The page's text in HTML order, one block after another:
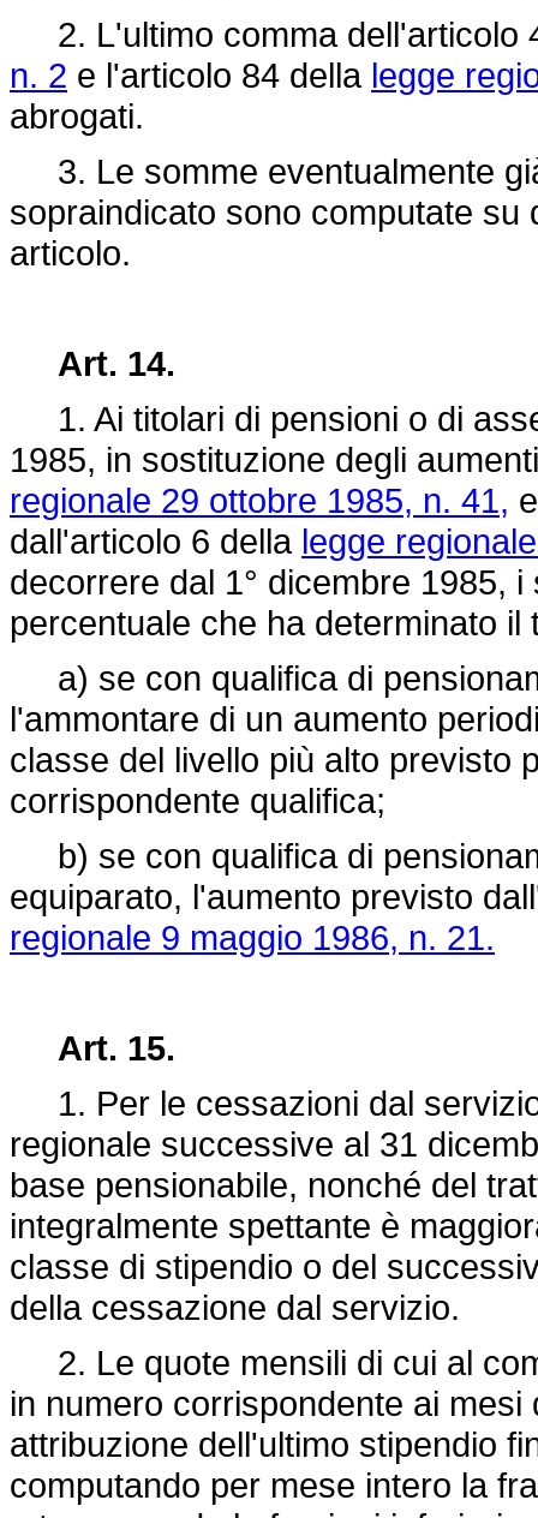
2. L'ultimo comma dell'articolo
n. 2 e l'articolo 84 della legge
abrogati.
3. Le somme eventualmente
sopraindicato sono computate
articolo.
Art. 14.
1. Ai titolari di pensioni o di
1985, in sostituzione degli
regionale 29 ottobre 1985, n. 41,
dall'articolo 6 della legge
decorrere dal 1° dicembre 1985,
percentuale che ha determinato
a) se con qualifica di
l'ammontare di un aumento
classe del livello più alto previsto
corrispondente qualifica;
b) se con qualifica di
equiparato, l'aumento previsto
regionale 9 maggio 1986, n. 21.
Art. 15.
1. Per le cessazioni dal
regionale successive al 31
base pensionabile, nonché del
integralmente spettante è
classe di stipendio o del
della cessazione dal servizio.
2. Le quote mensili di cui al
in numero corrispondente ai
attribuzione dell'ultimo stipendio
computando per mese intero la